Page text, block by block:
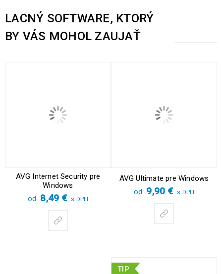
LACNÝ SOFTWARE, KTORÝ
BY VÁS MOHOL ZAUJAŤ
AVG Internet Security pre
Windows
od 8,49 € s DPH
AVG Ultimate pre Windows
od 9,90 € s DPH
TIP